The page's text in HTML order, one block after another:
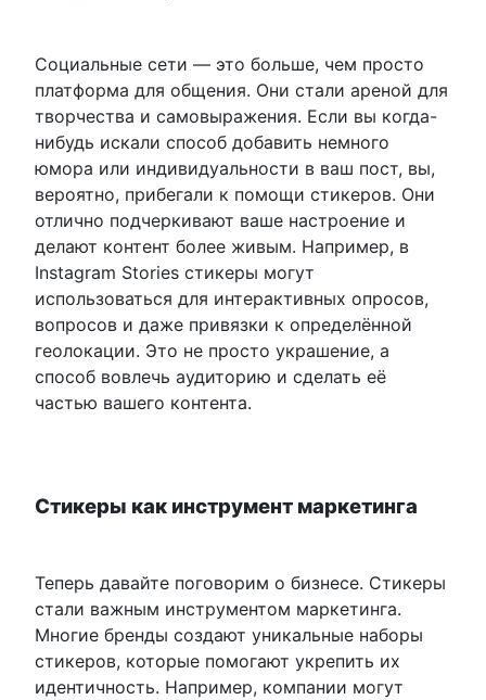
Социальные сети — это больше, чем просто
платформа для общения. Они стали ареной для
творчества и самовыражения. Если вы когда-
нибудь искали способ добавить немного
юмора или индивидуальности в ваш пост, вы,
вероятно, прибегали к помощи стикеров. Они
отлично подчеркивают ваше настроение и
делают контент более живым. Например, в
Instagram Stories стикеры могут
использоваться для интерактивных опросов,
вопросов и даже привязки к определённой
геолокации. Это не просто украшение, а
способ вовлечь аудиторию и сделать её
частью вашего контента.
Стикеры как инструмент маркетинга
Теперь давайте поговорим о бизнесе. Стикеры
стали важным инструментом маркетинга.
Многие бренды создают уникальные наборы
стикеров, которые помогают укрепить их
идентичность. Например, компании могут